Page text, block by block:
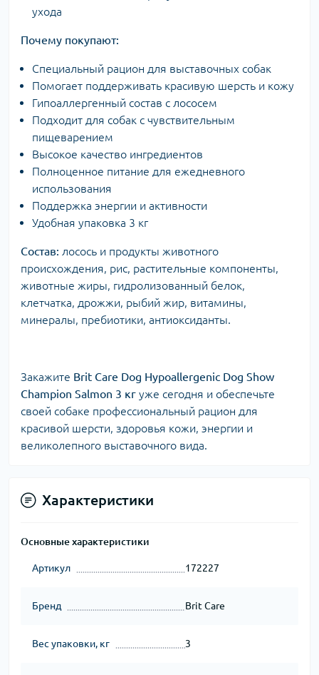
ухода
Почему покупают:
Специальный рацион для выставочных собак
Помогает поддерживать красивую шерсть и кожу
Гипоаллергенный состав с лососем
Подходит для собак с чувствительным
пищеварением
Высокое качество ингредиентов
Полноценное питание для ежедневного
использования
Поддержка энергии и активности
Удобная упаковка 3 кг
Состав: лосось и продукты животного
происхождения, рис, растительные компоненты,
животные жиры, гидролизованный белок,
клетчатка, дрожжи, рыбий жир, витамины,
минералы, пребиотики, антиоксиданты.
Закажите Brit Care Dog Hypoallergenic Dog Show
Champion Salmon 3 кг уже сегодня и обеспечьте
своей собаке профессиональный рацион для
красивой шерсти, здоровья кожи, энергии и
великолепного выставочного вида.
Характеристики
Основные характеристики
Артикул 172227
Бренд Brit Care
Вес упаковки, кг 3